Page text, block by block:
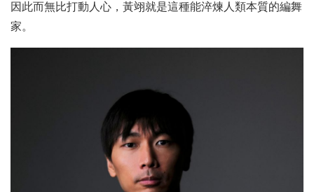
因此而無比打動人心，黃翊就是這種能淬煉人類本質的編舞
家。